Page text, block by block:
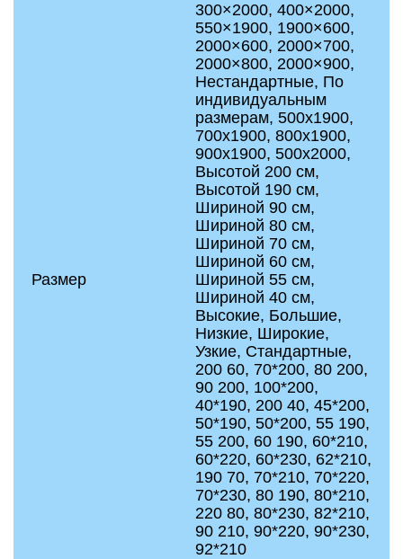
Размер
300×2000, 400×2000,
550×1900, 1900×600,
2000×600, 2000×700,
2000×800, 2000×900,
Нестандартные, По
индивидуальным
размерам, 500x1900,
700x1900, 800x1900,
900x1900, 500x2000,
Высотой 200 см,
Высотой 190 см,
Шириной 90 см,
Шириной 80 см,
Шириной 70 см,
Шириной 60 см,
Шириной 55 см,
Шириной 40 см,
Высокие, Большие,
Низкие, Широкие,
Узкие, Стандартные,
200 60, 70*200, 80 200,
90 200, 100*200,
40*190, 200 40, 45*200,
50*190, 50*200, 55 190,
55 200, 60 190, 60*210,
60*220, 60*230, 62*210,
190 70, 70*210, 70*220,
70*230, 80 190, 80*210,
220 80, 80*230, 82*210,
90 210, 90*220, 90*230,
92*210